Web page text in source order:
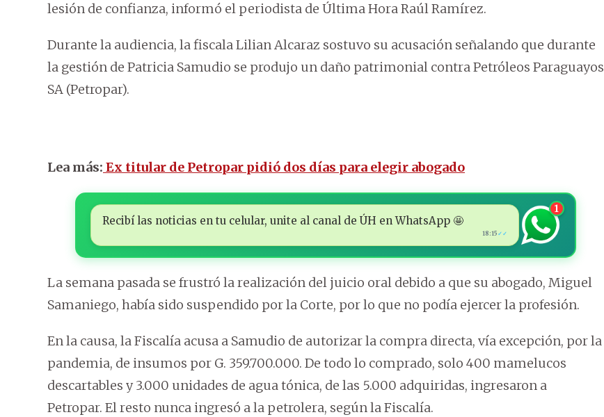
lesión de confianza, informó el periodista de Última Hora Raúl Ramírez.
Durante la audiencia, la fiscala Lilian Alcaraz sostuvo su acusación señalando que durante
la gestión de Patricia Samudio se produjo un daño patrimonial contra Petróleos Paraguayos
SA (Petropar).
Lea más: Ex titular de Petropar pidió dos días para elegir abogado
Recibí las noticias en tu celular, unite al canal de ÚH en WhatsApp 🤩
18:15 ✓✓
1
La semana pasada se frustró la realización del juicio oral debido a que su abogado, Miguel
Samaniego, había sido suspendido por la Corte, por lo que no podía ejercer la profesión.
En la causa, la Fiscalía acusa a Samudio de autorizar la compra directa, vía excepción, por la
pandemia, de insumos por G. 359.700.000. De todo lo comprado, solo 400 mamelucos
descartables y 3.000 unidades de agua tónica, de las 5.000 adquiridas, ingresaron a
Petropar. El resto nunca ingresó a la petrolera, según la Fiscalía.